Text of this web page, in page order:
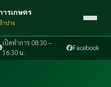
เปิดทำการ 08:30 –
16:30 น.
Facebook
ารเกษตร
ปาง